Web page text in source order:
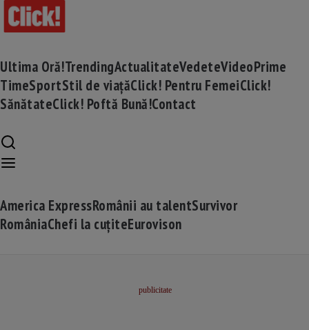
Ultima Oră!TrendingActualitateVedeteVideoPrime
TimeSportStil de viațăClick! Pentru FemeiClick!
SănătateClick! Poftă Bună!Contact
America ExpressRomânii au talentSurvivor
RomâniaChefi la cuțiteEurovison